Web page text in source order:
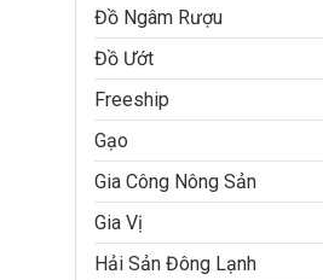
Đồ Ngâm Rượu
Đồ Ướt
Freeship
Gạo
Gia Công Nông Sản
Gia Vị
Hải Sản Đông Lạnh